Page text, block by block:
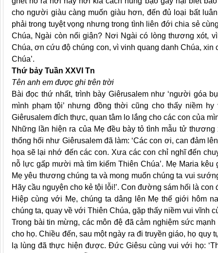
cho người giàu càng muốn giàu hơn, đến đủ loại bất
phải trong tuyệt vọng nhưng trong tình liên đới chia sẻ
Chúa, Ngài còn nổi giận? Nơi Ngài có lòng thương xót,
Chúa, ơn cứu độ chúng con, vì vinh quang danh Chúa,
Chúa’.
Thứ bảy Tuần XXVI Tn
Tên anh em được ghi trên trời
Bài đọc thứ nhất, trình bày Giêrusalem như ‘người góa
mình phạm tội’ nhưng đồng thời cũng cho thấy niềm
Giêrusalem đích thực, quan tâm lo lắng cho các con của
Những lần hiện ra của Mẹ đều bày tỏ tình mẫu tử
thống hối như Giêrusalem đã làm: ‘Các con ơi, can đảm
họa sẽ lại nhớ đến các con. Xưa các con chỉ nghĩ đến
nỗ lực gấp mười mà tìm kiếm Thiên Chúa’. Mẹ Maria
Mẹ yêu thương chúng ta và mong muốn chúng ta vui
Hãy cầu nguyện cho kẻ tội lỗi!’. Con đường sám hối là
Hiệp cùng với Mẹ, chúng ta dâng lên Mẹ thế giới hôm
chúng ta, quay về với Thiên Chúa, gặp thấy niềm vui vĩnh
Trong bài tin mừng, các môn đệ đã cảm nghiệm sức
cho họ. Chiều đến, sau một ngày ra đi truyền giáo, họ quy
lạ lùng đã thực hiện được. Đức Giêsu cùng vui với họ: